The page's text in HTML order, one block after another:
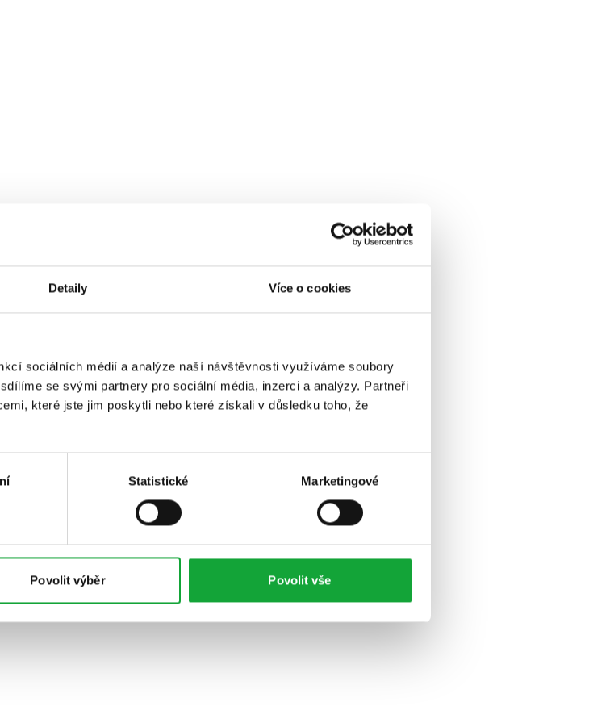
Detaily Více o cookies
sociálních médií a analýze naší návštěvnosti využíváme soubory
se svými partnery pro sociální média, inzerci a analýzy. Partneři
které jste jim poskytli nebo které získali v důsledku toho, že
Statistické Marketingové
Povolit výběr Povolit vše